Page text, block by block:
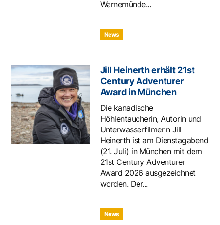
Warnemünde...
News
Jill Heinerth erhält 21st
Century Adventurer
Award in München
Die kanadische
Höhlentaucherin, Autorin und
Unterwasserfilmerin Jill
Heinerth ist am Dienstagabend
(21. Juli) in München mit dem
21st Century Adventurer
Award 2026 ausgezeichnet
worden. Der...
News